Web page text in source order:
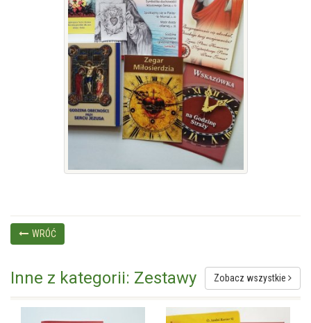
WRÓĆ
Zobacz wszystkie
Inne z kategorii: Zestawy